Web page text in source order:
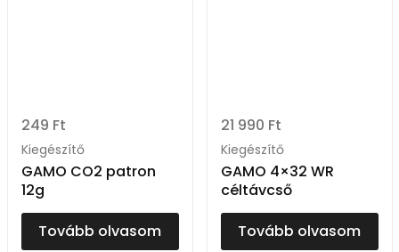
249 Ft
Kiegészítő
GAMO CO2 patron
12g
Tovább olvasom
21 990 Ft
Kiegészítő
GAMO 4×32 WR
céltávcső
Tovább olvasom